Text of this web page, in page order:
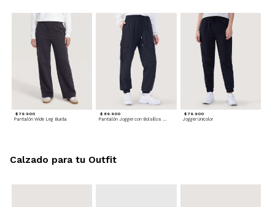
$ 79.900
Pantalón Wide Leg Burda
$ 89.900 $ 79.900
Jogger Unicolor
Calzado para tu Outfit